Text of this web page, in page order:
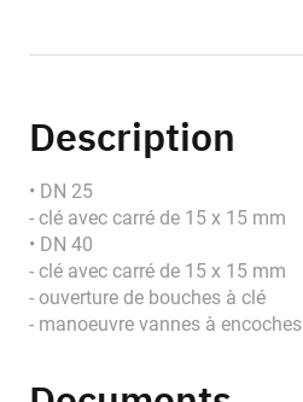
Description
• DN 25
- clé avec carré de 15 x 15 mm
• DN 40
- clé avec carré de 15 x 15 mm
- ouverture de bouches à clé
- manoeuvre vannes à encoches